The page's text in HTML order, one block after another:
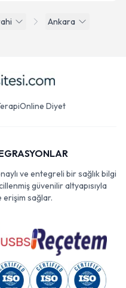
Ankara
Online Diyet
ve entegreli bir sağlık bilgi
güvenilir altyapısıyla
erişim sağlar.